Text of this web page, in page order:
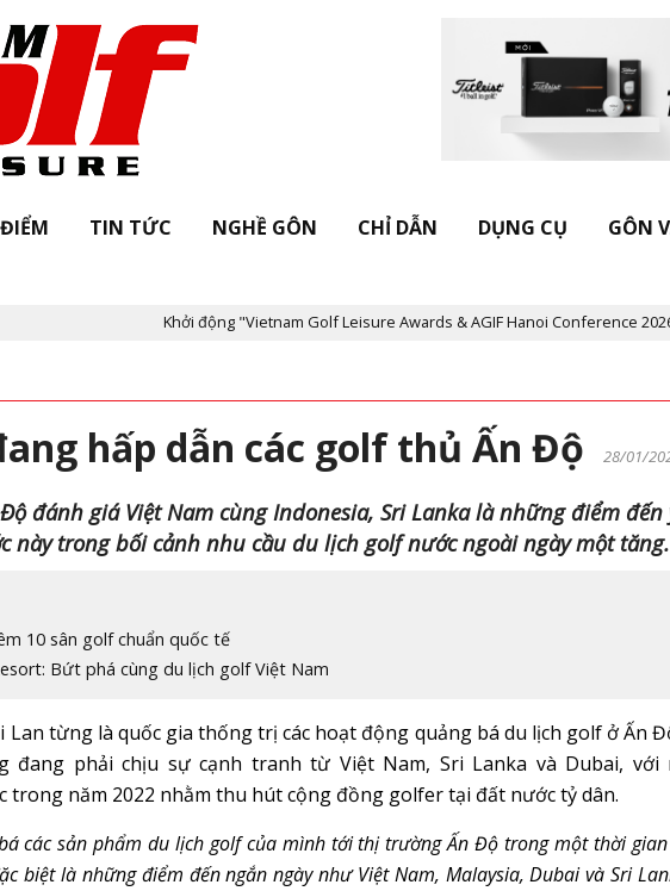
TIN TỨC NGHỀ GÔN CHỈ DẪN DỤNG CỤ GÔN
Khởi động "Vietnam Golf Leisure Awards & AGIF Hanoi Conference 2026"
hấp dẫn các golf thủ Ấn Độ 28/01/
đánh giá Việt Nam cùng Indonesia, Sri Lanka là những điểm
này trong bối cảnh nhu cầu du lịch golf nước ngoài ngày một tăng.
10 sân golf chuẩn quốc tế
Bứt phá cùng du lịch golf Việt Nam
Lan từng là quốc gia thống trị các hoạt động quảng bá du lịch golf ở Ấn
đang phải chịu sự cạnh tranh từ Việt Nam, Sri Lanka và Dubai, với
trong năm 2022 nhằm thu hút cộng đồng golfer tại đất nước tỷ dân.
các sản phẩm du lịch golf của mình tới thị trường Ấn Độ trong một thời
biệt là những điểm đến ngắn ngày như Việt Nam, Malaysia, Dubai và Sri